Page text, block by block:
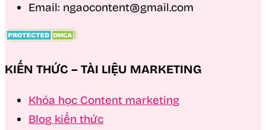
Email: ngaocontent@gmail.com
KIẾN THỨC – TÀI LIỆU MARKETING
Khóa học Content marketing
Blog kiến thức